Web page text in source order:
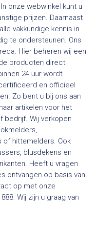
onze webwinkel kunt u
prijzen. Daarnaast
vakkundige kennis in
te ondersteunen. Ons
Hier beheren wij een
producten direct
24 uur wordt
en officieel
Zo bent u bij ons aan
artikelen voor het
bedrijf. Wij verkopen
of hittemelders. Ook
blusdekens en
Heeft u vragen
ontvangen op basis van
op met onze
Wij zijn u graag van